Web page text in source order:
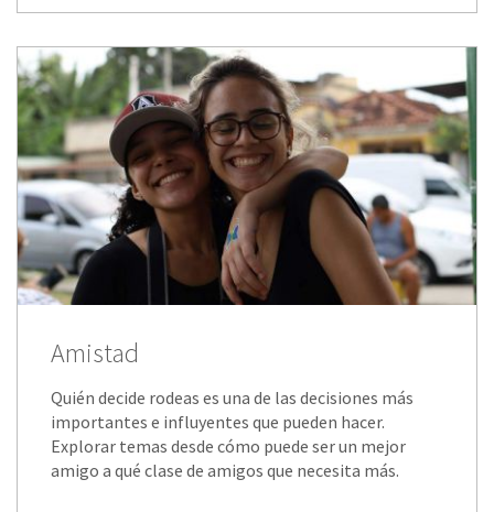
Amistad
Quién decide rodeas es una de las decisiones más
importantes e influyentes que pueden hacer.
Explorar temas desde cómo puede ser un mejor
amigo a qué clase de amigos que necesita más.